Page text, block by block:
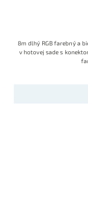
8m dlhý RGB farebný a
v hotovej sade s